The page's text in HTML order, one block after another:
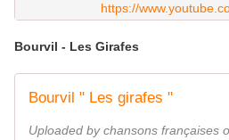
https://
Bourvil - Les Girafes
Bourvil " Les girafes "
Uploaded by chansons françaises